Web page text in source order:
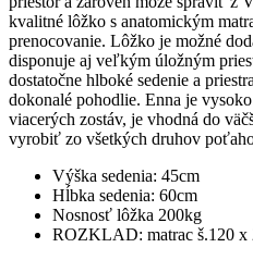
kvalitné lôžko s anatomickým
prenocovanie. Lôžko je možné
disponuje aj veľkým úložným
dostatočne hlboké sedenie a
dokonalé pohodlie. Enna je
viacerých zostáv, je vhodná do
vyrobiť zo všetkých druhov
Výška sedenia: 45cm
Hĺbka sedenia: 60cm
Nosnosť lôžka 200kg
ROZKLAD: matrac š.120 x